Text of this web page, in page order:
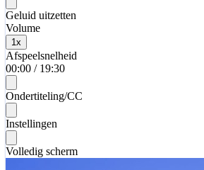
Geluid uitzetten
Volume
1 x
Afspeelsnelheid
00:00 / 19:30
Ondertiteling/CC
Instellingen
Volledig scherm